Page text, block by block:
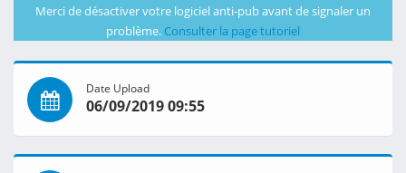
Merci de désactiver votre logiciel anti-pub avant de signaler un
problème. Consulter la page tutoriel
Date Upload
06/09/2019 09:55